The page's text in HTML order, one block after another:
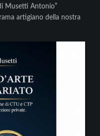
Musetti Antonio”
artigiano della nostra